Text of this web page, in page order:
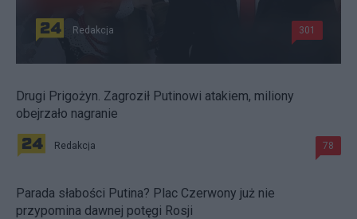
Redakcja 301
Drugi Prigożyn. Zagroził Putinowi atakiem, miliony
obejrzało nagranie
Redakcja 78
Parada słabości Putina? Plac Czerwony już nie
przypomina dawnej potęgi Rosji